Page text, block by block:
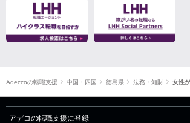
Adeccoの転職支援 中国・四国 徳島県 法務・知財 女性
アデコの転職支援に登録